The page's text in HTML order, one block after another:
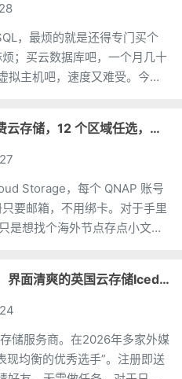
，最烦的就是还得专门买个
；买云数据库吧，一个月几十
拟主机吧，速度又难受。今天
威联通 QNAP 送 16GB 免费云存储，12 个区域任选，邮箱注册即可
Storage，每个 QNAP 账号
要邮箱，不用绑卡。对于手里
是想找个海外节点存点小文件
告别龟速网盘：10GB免费、界面清爽的英国云存储Icedrive体验
储服务商。在2026年多家外媒
现均衡的优秀选手”。注册即送